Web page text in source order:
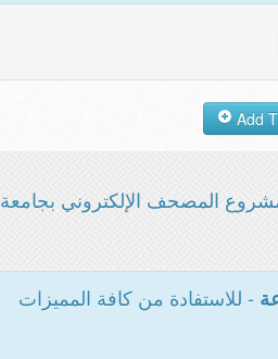
المصحف الإلكتروني بجامعة
- للاستفادة من كافة المميزات